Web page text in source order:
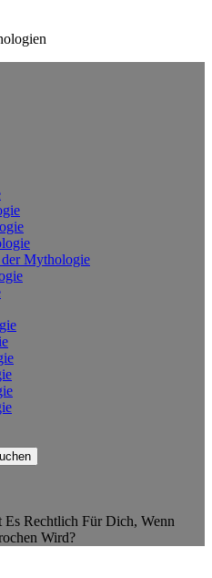
Mythologie
Es Rechtlich Für Dich, Wenn
Wird?